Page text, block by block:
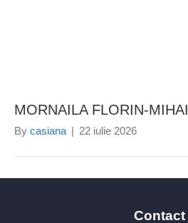
MORNAILA FLORIN-MIHAI
By casiana | 22 iulie 2026
Contact